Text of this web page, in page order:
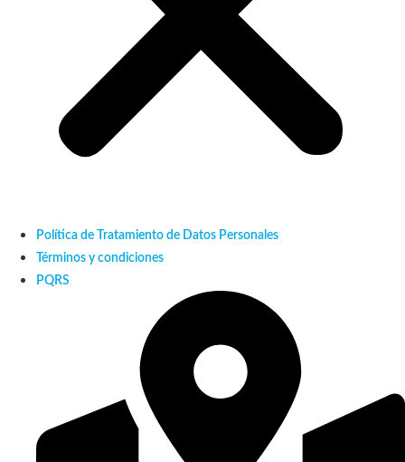
Política de Tratamiento de Datos Personales
Términos y condiciones
PQRS